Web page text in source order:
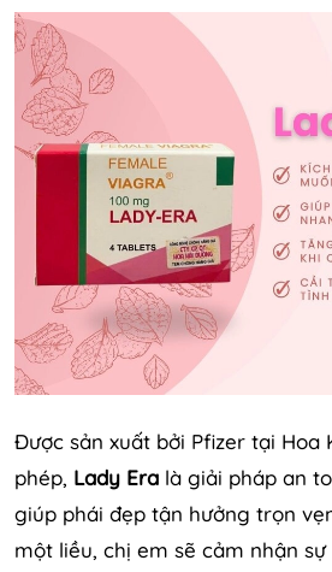
Được sản xuất bởi Pfizer tại Hoa
phép, Lady Era là giải pháp an
giúp phái đẹp tận hưởng trọn
một liều, chị em sẽ cảm nhận